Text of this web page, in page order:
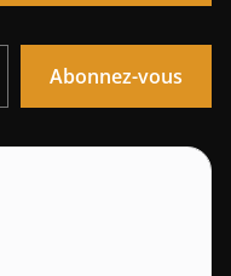
Abonnez-vous